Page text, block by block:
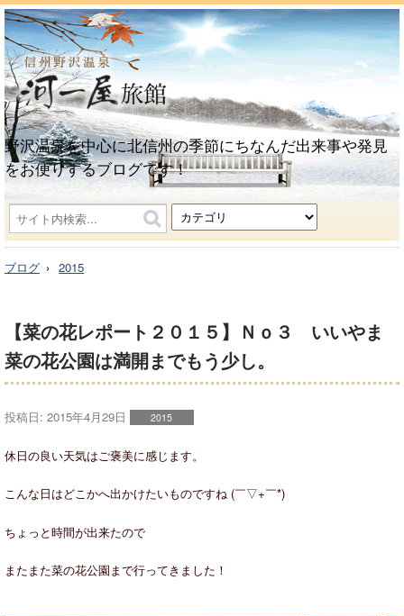
野沢温泉を中心に北信州の季節にちなんだ出来事や発見
をお便りするブログです！
ブログ 2015
【菜の花レポート２０１５】Ｎｏ３ いいやま
菜の花公園は満開までもう少し。
投稿日: 2015年4月29日 2015
休日の良い天気はご褒美に感じます。
こんな日はどこかへ出かけたいものですね (￣▽+￣*)
ちょっと時間が出来たので
またまた菜の花公園まで行ってきました！